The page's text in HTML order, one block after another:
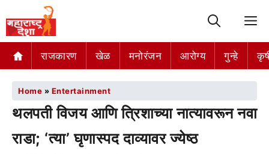
राजकारण खेळ मनोरंजन आरोग्य गुन्हे
Home » Entertainment
थलपती विजय आणि त्रिशाच्या नात्यावरून नवा
राडा; ‘त्या’ घृणास्पद दाव्यावर ज्येष्ठ